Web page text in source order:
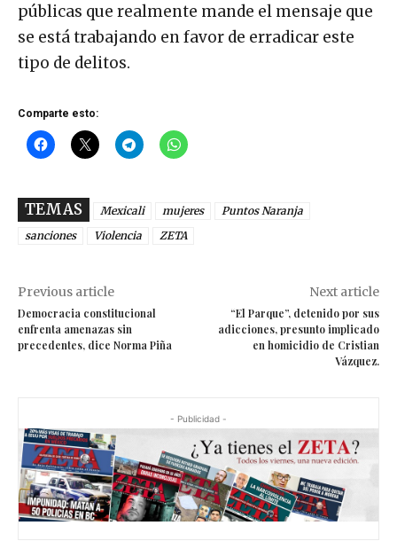
públicas que realmente mande el mensaje que
se está trabajando en favor de erradicar este
tipo de delitos.
Comparte esto:
TEMAS Mexicali mujeres
Puntos Naranja
sanciones
Violencia ZETA
Previous article
Democracia constitucional
enfrenta amenazas sin
precedentes, dice Norma Piña
Next article
“El Parque”, detenido por sus
adicciones, presunto implicado
en homicidio de Cristian
Vázquez.
- Publicidad -